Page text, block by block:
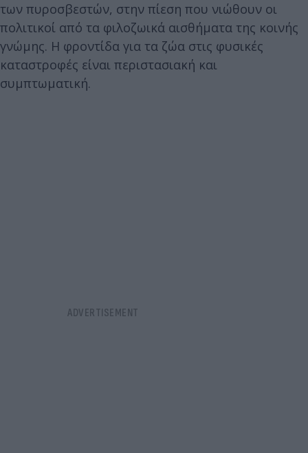
των πυροσβεστών, στην πίεση που νιώθουν οι
πολιτικοί από τα φιλοζωικά αισθήματα της κοινής
γνώμης. H φροντίδα για τα ζώα στις φυσικές
καταστροφές είναι περιστασιακή και
συμπτωματική.